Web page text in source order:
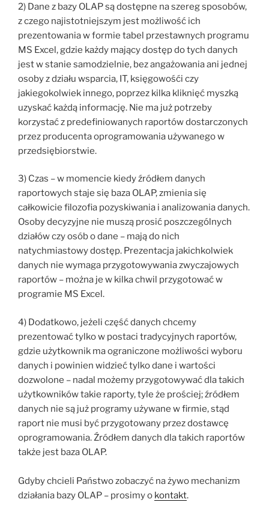
2) Dane z bazy OLAP są dostępne na szereg sposobów,
z czego najistotniejszym jest możliwość ich
prezentowania w formie tabel przestawnych programu
MS Excel, gdzie każdy mający dostęp do tych danych
jest w stanie samodzielnie, bez angażowania ani jednej
osoby z działu wsparcia, IT, księgowośći czy
jakiegokolwiek innego, poprzez kilka kliknięć myszką
uzyskać każdą informację. Nie ma już potrzeby
korzystać z predefiniowanych raportów dostarczonych
przez producenta oprogramowania używanego w
przedsiębiorstwie.
3) Czas – w momencie kiedy źródłem danych
raportowych staje się baza OLAP, zmienia się
całkowicie filozofia pozyskiwania i analizowania danych.
Osoby decyzyjne nie muszą prosić poszczególnych
działów czy osób o dane – mają do nich
natychmiastowy dostęp. Prezentacja jakichkolwiek
danych nie wymaga przygotowywania zwyczajowych
raportów – można je w kilka chwil przygotować w
programie MS Excel.
4) Dodatkowo, jeżeli część danych chcemy
prezentować tylko w postaci tradycyjnych raportów,
gdzie użytkownik ma ograniczone możliwości wyboru
danych i powinien widzieć tylko dane i wartości
dozwolone – nadal możemy przygotowywać dla takich
użytkowników takie raporty, tyle że prościej; źródłem
danych nie są już programy używane w firmie, stąd
raport nie musi być przygotowany przez dostawcę
oprogramowania. Źródłem danych dla takich raportów
także jest baza OLAP.
Gdyby chcieli Państwo zobaczyć na żywo mechanizm
działania bazy OLAP – prosimy o kontakt.